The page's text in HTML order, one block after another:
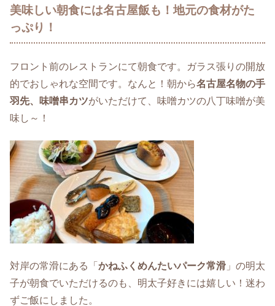
美味しい朝食には名古屋飯も！地元の食材がた
っぷり！
フロント前のレストランにて朝食です。ガラス張りの開放
的でおしゃれな空間です。なんと！朝から名古屋名物の手
羽先、味噌串カツがいただけて、味噌カツの八丁味噌が美
味し～！
対岸の常滑にある「 かねふくめんたいパーク常滑 」の明太
子が朝食でいただけるのも、明太子好きには嬉しい！迷わ
ずご飯にしました。